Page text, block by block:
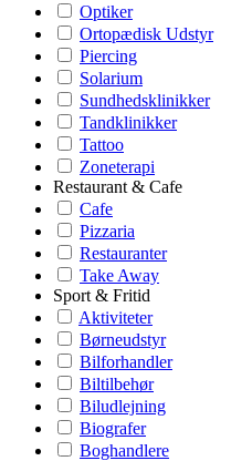
Optiker
Ortopædisk Udstyr
Piercing
Solarium
Sundhedsklinikker
Tandklinikker
Tattoo
Zoneterapi
Restaurant & Cafe
Cafe
Pizzaria
Restauranter
Take Away
Sport & Fritid
Aktiviteter
Børneudstyr
Bilforhandler
Biltilbehør
Biludlejning
Biografer
Boghandlere